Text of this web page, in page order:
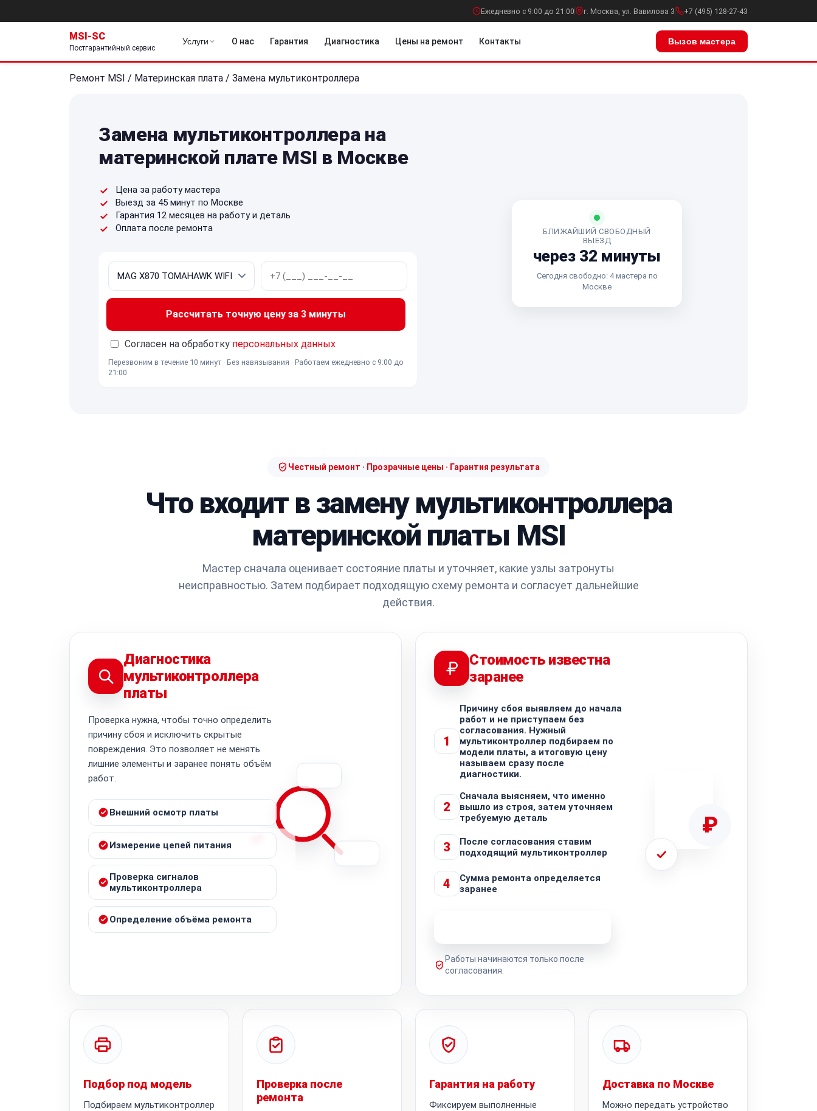
Ежедневно с 9:00 до 21:00 г. Москва, ул. Вавилова 3 +7 (495) 128-27-43
MSI-SC
Постгарантийный сервис
Услуги О нас Гарантия Диагностика Цены на ремонт Контакты Вызов мастера
Ремонт MSI / Материнская плата / Замена мультиконтроллера
Замена мультиконтроллера на
материнской плате MSI в Москве
Цена за работу мастера
Выезд за 45 минут по Москве
Гарантия 12 месяцев на работу и деталь
Оплата после ремонта
Рассчитать точную цену за 3 минуты
Согласен на обработку персональных данных
Перезвоним в течение 10 минут · Без навязывания · Работаем ежедневно с 9:00 до
21:00
БЛИЖАЙШИЙ СВОБОДНЫЙ
ВЫЕЗД
через 32 минуты
Сегодня свободно: 4 мастера по
Москве
Честный ремонт · Прозрачные цены · Гарантия результата
Что входит в замену мультиконтроллера
материнской платы MSI
Мастер сначала оценивает состояние платы и уточняет, какие узлы затронуты
неисправностью. Затем подбирает подходящую схему ремонта и согласует дальнейшие
действия.
Диагностика
мультиконтроллера
платы
Проверка нужна, чтобы точно определить
причину сбоя и исключить скрытые
повреждения. Это позволяет не менять
лишние элементы и заранее понять объём
работ.
Внешний осмотр платы
Измерение цепей питания
Проверка сигналов
мультиконтроллера
Определение объёма ремонта
Стоимость известна
заранее
1
Причину сбоя выявляем до начала
работ и не приступаем без
согласования. Нужный
мультиконтроллер подбираем по
модели платы, а итоговую цену
называем сразу после
диагностики.
2
Сначала выясняем, что именно
вышло из строя, затем уточняем
требуемую деталь
3
После согласования ставим
подходящий мультиконтроллер
4
Сумма ремонта определяется
заранее
Работы начинаются только после
согласования.
₽
Подбор под модель
Подбираем мультиконтроллер
Проверка после
ремонта
Гарантия на работу
Фиксируем выполненные
Доставка по Москве
Можно передать устройство